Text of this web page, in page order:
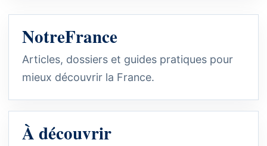
NotreFrance
Articles, dossiers et guides pratiques pour
mieux découvrir la France.
À découvrir